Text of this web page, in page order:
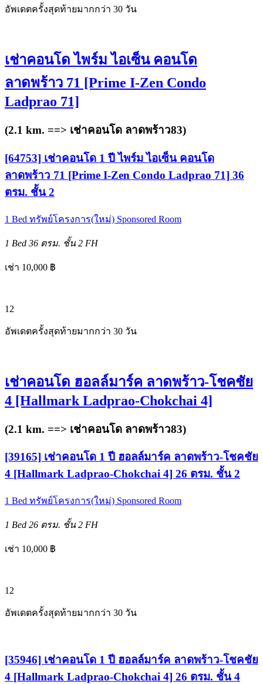
อัพเดตครั้งสุดท้ายมากกว่า 30 วัน
เช่าคอนโด ไพร์ม ไอเซ็น คอนโด
ลาดพร้าว 71 [Prime I-Zen Condo
Ladprao 71]
(2.1 km. ==> เช่าคอนโด ลาดพร้าว83)
[64753] เช่าคอนโด 1 ปี ไพร์ม ไอเซ็น คอนโด
ลาดพร้าว 71 [Prime I-Zen Condo Ladprao 71] 36
ตรม. ชั้น 2
1 Bed ทรัพย์โครงการ(ใหม่) Sponsored Room
1 Bed 36 ตรม. ชั้น 2 FH
เช่า 10,000 ฿
12
อัพเดตครั้งสุดท้ายมากกว่า 30 วัน
เช่าคอนโด ฮอลล์มาร์ค ลาดพร้าว-โชคชัย
4 [Hallmark Ladprao-Chokchai 4]
(2.1 km. ==> เช่าคอนโด ลาดพร้าว83)
[39165] เช่าคอนโด 1 ปี ฮอลล์มาร์ค ลาดพร้าว-โชคชัย
4 [Hallmark Ladprao-Chokchai 4] 26 ตรม. ชั้น 2
1 Bed ทรัพย์โครงการ(ใหม่) Sponsored Room
1 Bed 26 ตรม. ชั้น 2 FH
เช่า 10,000 ฿
12
อัพเดตครั้งสุดท้ายมากกว่า 30 วัน
[35946] เช่าคอนโด 1 ปี ฮอลล์มาร์ค ลาดพร้าว-โชคชัย
4 [Hallmark Ladprao-Chokchai 4] 26 ตรม. ชั้น 4